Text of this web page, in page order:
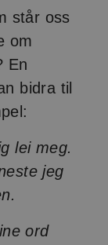
står oss
om
En
bidra til
lei meg.
jeg
ord